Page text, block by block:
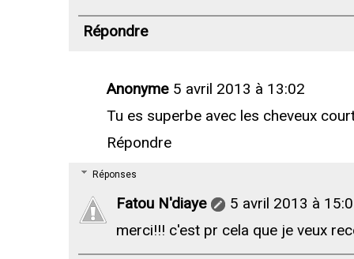
Répondre
Anonyme 5 avril 2013 à 13:02
Tu es superbe avec les cheveux
Répondre
Réponses
Fatou N'diaye
5 avril 2013 à
merci!!! c'est pr cela que je veux